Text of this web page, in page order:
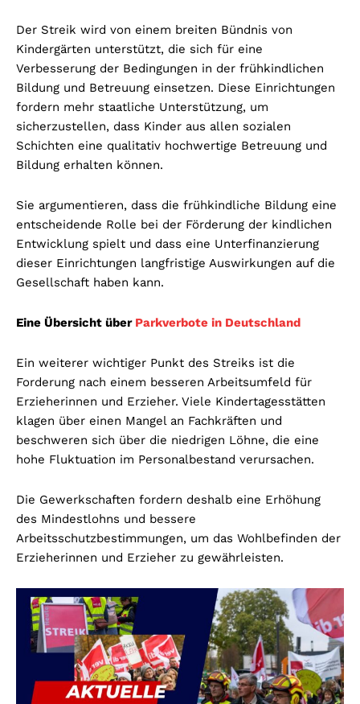
Der Streik wird von einem breiten Bündnis von
Kindergärten unterstützt, die sich für eine
Verbesserung der Bedingungen in der frühkindlichen
Bildung und Betreuung einsetzen. Diese Einrichtungen
fordern mehr staatliche Unterstützung, um
sicherzustellen, dass Kinder aus allen sozialen
Schichten eine qualitativ hochwertige Betreuung und
Bildung erhalten können.
Sie argumentieren, dass die frühkindliche Bildung eine
entscheidende Rolle bei der Förderung der kindlichen
Entwicklung spielt und dass eine Unterfinanzierung
dieser Einrichtungen langfristige Auswirkungen auf die
Gesellschaft haben kann.
Eine Übersicht über Parkverbote in Deutschland
Ein weiterer wichtiger Punkt des Streiks ist die
Forderung nach einem besseren Arbeitsumfeld für
Erzieherinnen und Erzieher. Viele Kindertagesstätten
klagen über einen Mangel an Fachkräften und
beschweren sich über die niedrigen Löhne, die eine
hohe Fluktuation im Personalbestand verursachen.
Die Gewerkschaften fordern deshalb eine Erhöhung
des Mindestlohns und bessere
Arbeitsschutzbestimmungen, um das Wohlbefinden der
Erzieherinnen und Erzieher zu gewährleisten.